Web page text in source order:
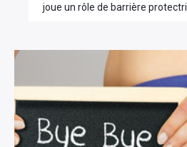
joue un rôle de barrière